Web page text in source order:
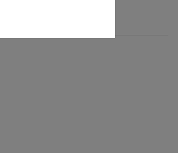
machen die